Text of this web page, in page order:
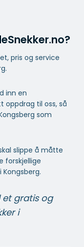
pris og service
inn en
oppdrag til oss, så
som
slippe å måtte
forskjellige
et gratis og
i